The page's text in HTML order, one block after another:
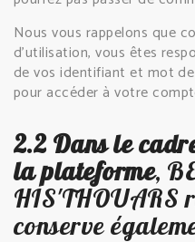
Nous vous rappelons que
d’utilisation, vous êtes
de vos identifiant et mot
pour accéder à votre
2.2 Dans le
la plateforme,
HIS'THOUARS
conserve